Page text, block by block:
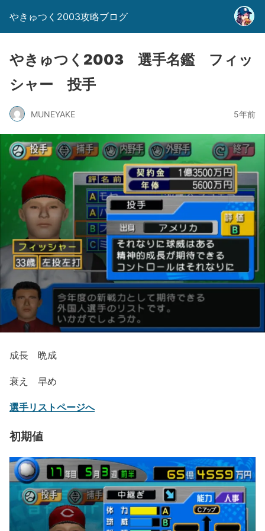
やきゅつく2003攻略ブログ
やきゅつく2003 選手名鑑 フィッ
シャー 投手
MUNEYAKE 5年前
成長 晩成
衰え 早め
選手リストページへ
初期値